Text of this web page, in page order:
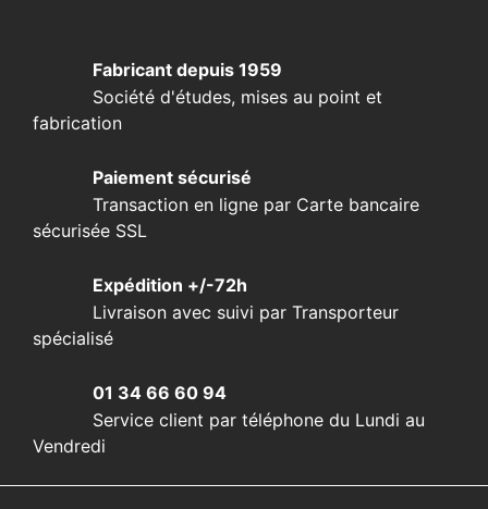
Fabricant depuis 1959
Société d'études, mises au point et
fabrication
Paiement sécurisé
Transaction en ligne par Carte bancaire
sécurisée SSL
Expédition +/-72h
Livraison avec suivi par Transporteur
spécialisé
01 34 66 60 94
Service client par téléphone du Lundi au
Vendredi